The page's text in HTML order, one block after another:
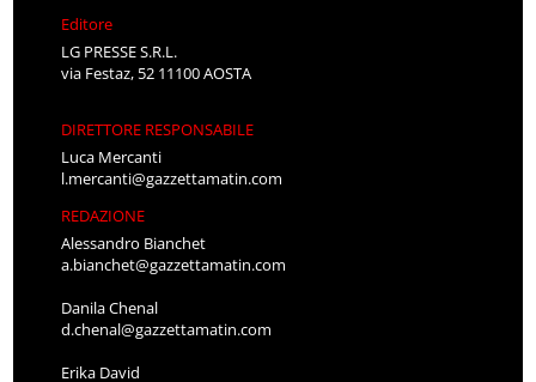
Editore
LG PRESSE S.R.L.
via Festaz, 52 11100 AOSTA
DIRETTORE RESPONSABILE
Luca Mercanti
l.mercanti@gazzettamatin.com
REDAZIONE
Alessandro Bianchet
a.bianchet@gazzettamatin.com
Danila Chenal
d.chenal@gazzettamatin.com
Erika David